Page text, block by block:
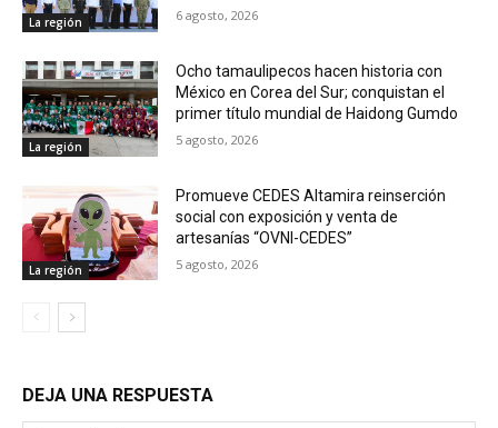
La región 6 agosto, 2026
La región
Ocho tamaulipecos hacen historia con
México en Corea del Sur; conquistan el
primer título mundial de Haidong Gumdo
5 agosto, 2026
La región
Promueve CEDES Altamira reinserción
social con exposición y venta de
artesanías “OVNI-CEDES”
5 agosto, 2026
DEJA UNA RESPUESTA